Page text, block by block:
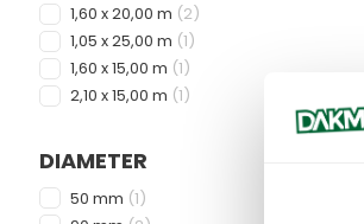
1,60 x 20,00 m (2products available
)
1,05 x 25,00 m (1products available
)
1,60 x 15,00 m (1products available
)
2,10 x 15,00 m (1products available
)
DIAMETER
FILTER
50 mm (1products available
)